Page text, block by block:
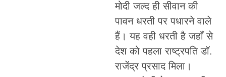
मोदी जल्द ही सीवान की
पावन धरती पर पधारने वाले
हैं। यह वही धरती है जहाँ से
देश को पहला राष्ट्रपति डॉ.
राजेंद्र प्रसाद मिला।